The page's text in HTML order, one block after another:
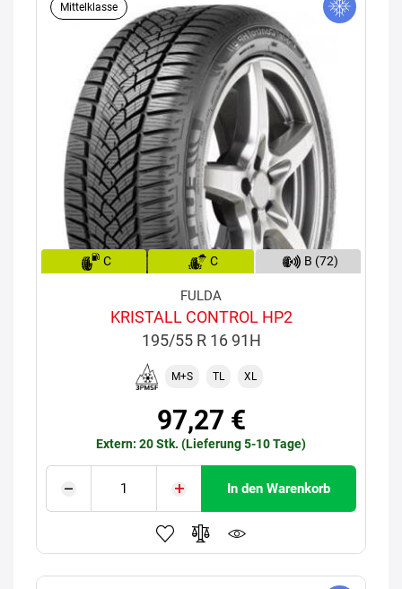
Mittelklasse
C C B (72)
FULDA
KRISTALL CONTROL HP2
195/55 R 16 91H
M+S TL XL
97,27 €
Extern: 20 Stk. (Lieferung 5-10 Tage)
In den Warenkorb